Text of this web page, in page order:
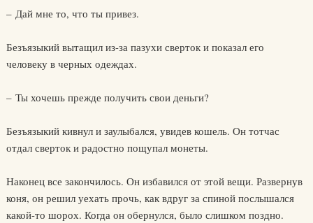
– Дай мне то, что ты привез.
Безъязыкий вытащил из-за пазухи сверток и показал его
человеку в черных одеждах.
– Ты хочешь прежде получить свои деньги?
Безъязыкий кивнул и заулыбался, увидев кошель. Он тотчас
отдал сверток и радостно пощупал монеты.
Наконец все закончилось. Он избавился от этой вещи. Развернув
коня, он решил уехать прочь, как вдруг за спиной послышался
какой-то шорох. Когда он обернулся, было слишком поздно.